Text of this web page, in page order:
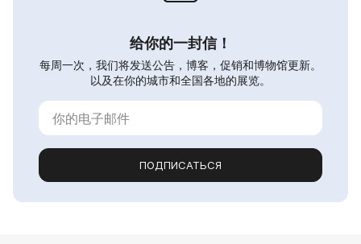
给你的一封信！
每周一次，我们将发送公告，博客，促销和博物馆更新。
以及在你的城市和全国各地的展览。
ПОДПИСАТЬСЯ